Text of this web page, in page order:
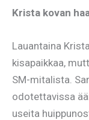
Krista kovan
Lauantaina
kisapaikkaa,
SM-mitalista.
odotettavissa
useita